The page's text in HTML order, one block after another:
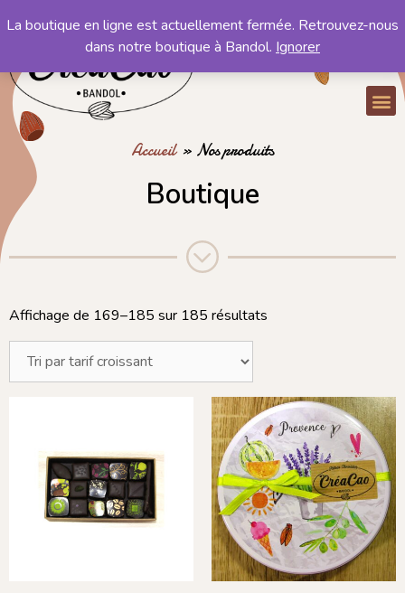
Mon compte
Accueil» Nos produits
Boutique
Affichage de 169–185 sur 185 résultats
La boutique en ligne est actuellement fermée. Retrouvez-nous
dans notre boutique à Bandol. Ignorer